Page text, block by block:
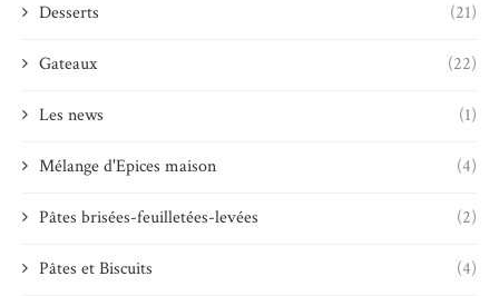
Desserts (21)
Gateaux (22)
Les news (1)
Mélange d'Epices maison (4)
Pâtes brisées-feuilletées-levées (2)
Pâtes et Biscuits (4)